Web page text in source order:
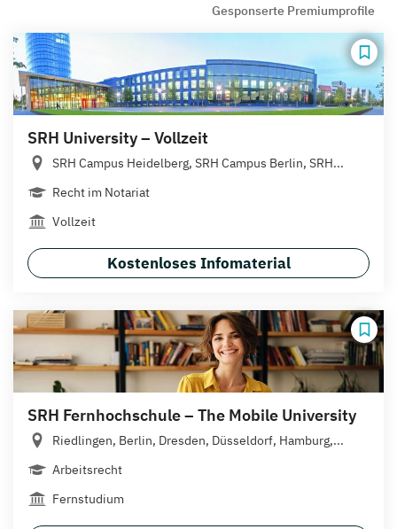
Gesponserte Premiumprofile
SRH University – Vollzeit
SRH Campus Heidelberg, SRH Campus Berlin, SRH...
Recht im Notariat
Vollzeit
Kostenloses Infomaterial
SRH Fernhochschule – The Mobile University
Riedlingen, Berlin, Dresden, Düsseldorf, Hamburg,...
Arbeitsrecht
Fernstudium